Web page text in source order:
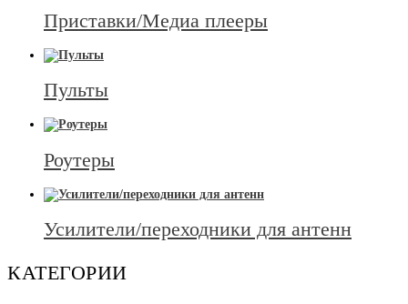
Приставки/Медиа плееры
Пульты
Роутеры
Усилители/переходники для антенн
КАТЕГОРИИ